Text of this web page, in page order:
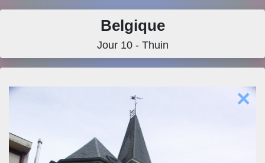
Belgique
Jour 10 - Thuin
×